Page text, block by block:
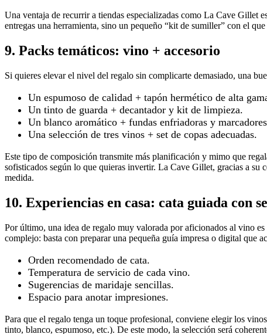
Una ventaja de recurrir a tiendas especializadas como La Cave Gillet
entregas una herramienta, sino un pequeño “kit de sumiller” con el
9. Packs temáticos: vino + accesorio
Si quieres elevar el nivel del regalo sin complicarte demasiado, una
Un espumoso de calidad + tapón hermético de alta
Un tinto de guarda + decantador y kit de limpieza.
Un blanco aromático + fundas enfriadoras y
Una selección de tres vinos + set de copas adecuadas.
Este tipo de composición transmite más planificación y mimo que
sofisticados según lo que quieras invertir. La Cave Gillet, gracias a su
medida.
10. Experiencias en casa: cata guiada con
Por último, una idea de regalo muy valorada por aficionados al vino es
complejo: basta con preparar una pequeña guía impresa o digital que
Orden recomendado de cata.
Temperatura de servicio de cada vino.
Sugerencias de maridaje sencillas.
Espacio para anotar impresiones.
Para que el regalo tenga un toque profesional, conviene elegir los
tinto, blanco, espumoso, etc.). De este modo, la selección será